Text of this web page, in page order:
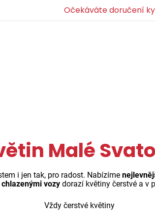
Očekáváte doručení
Malé
i jen tak, pro radost. Nabízíme
chlazenými vozydorazí květiny čerstvé a v
Vždy čerstvé květiny